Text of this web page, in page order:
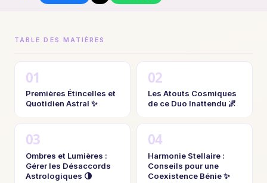
TABLE DES MATIÈRES
Premières Étincelles et
Quotidien Astral ✨
Les Atouts Cosmiques
de ce Duo Inattendu 🌌
Ombres et Lumières :
Gérer les Désaccords
Astrologiques 🌗
Harmonie Stellaire :
Conseils pour une
Coexistence Bénie ✨